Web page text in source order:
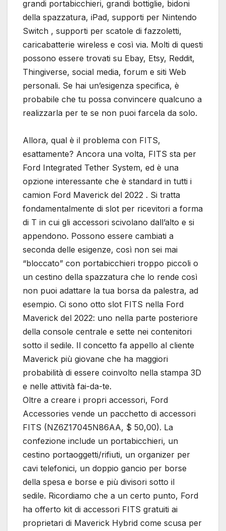
grandi portabicchieri, grandi bottiglie, bidoni
della spazzatura, iPad, supporti per Nintendo
Switch , supporti per scatole di fazzoletti,
caricabatterie wireless e così via. Molti di questi
possono essere trovati su Ebay, Etsy, Reddit,
Thingiverse, social media, forum e siti Web
personali. Se hai un’esigenza specifica, è
probabile che tu possa convincere qualcuno a
realizzarla per te se non puoi farcela da solo.
Allora, qual è il problema con FITS,
esattamente? Ancora una volta, FITS sta per
Ford Integrated Tether System, ed è una
opzione interessante che è standard in tutti i
camion Ford Maverick del 2022 . Si tratta
fondamentalmente di slot per ricevitori a forma
di T in cui gli accessori scivolano dall’alto e si
appendono. Possono essere cambiati a
seconda delle esigenze, così non sei mai
“bloccato” con portabicchieri troppo piccoli o
un cestino della spazzatura che lo rende così
non puoi adattare la tua borsa da palestra, ad
esempio. Ci sono otto slot FITS nella Ford
Maverick del 2022: uno nella parte posteriore
della console centrale e sette nei contenitori
sotto il sedile. Il concetto fa appello al cliente
Maverick più giovane che ha maggiori
probabilità di essere coinvolto nella stampa 3D
e nelle attività fai-da-te.
Oltre a creare i propri accessori, Ford
Accessories vende un pacchetto di accessori
FITS (NZ6Z17045N86AA, $ 50,00). La
confezione include un portabicchieri, un
cestino portaoggetti/rifiuti, un organizer per
cavi telefonici, un doppio gancio per borse
della spesa e borse e più divisori sotto il
sedile. Ricordiamo che a un certo punto, Ford
ha offerto kit di accessori FITS gratuiti ai
proprietari di Maverick Hybrid come scusa per